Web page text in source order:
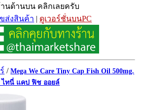
ว
านด้านบน คลิกเลยครับ
ขส่งสินค้า | ดูเวอร์ชั่นบนPC
/Mega We Care Tiny Cap Fish Oil 500mg.
ไทนี่ แคป ฟิช ออยล์